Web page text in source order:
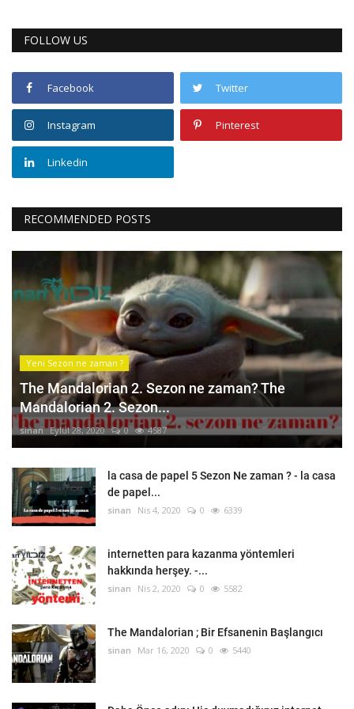
FOLLOW US
Facebook Twitter
Instagram Pinterest
Linkedin
RECOMMENDED POSTS
Yeni Sezon ne zaman ?
The Mandalorian 2. Sezon ne zaman? The
Mandalorian 2. Sezon...
sinan Eylül 28, 2020 0 4587
la casa de papel 5 Sezon Ne zaman ? - la casa
de papel...
sinan Nis 4, 2020 0 6339
internetten para kazanma yöntemleri
hakkında herşey. -...
sinan Nis 2, 2020 0 5582
The Mandalorian ; Bir Efsanenin Başlangıcı
sinan Mar 16, 2020 0 5440